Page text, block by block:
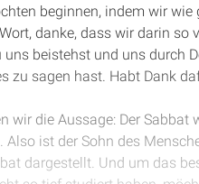
beginnen, indem wir
danke, dass wir darin
beistehst und uns durch
zu sagen hast. Habt Dank
wir die Aussage: Der
ist der Sohn des
dargestellt. Und um das